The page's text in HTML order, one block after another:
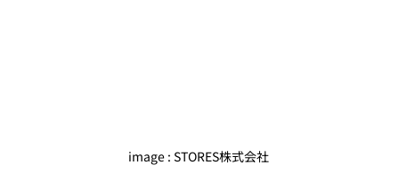
image : STORES株式会社